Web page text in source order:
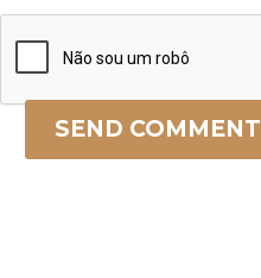
SEND COMMENT